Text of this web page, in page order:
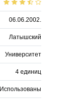
06.06.2002.
Латышский
Университет
4 единиц
Использованы